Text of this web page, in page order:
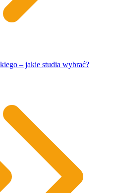
– jakie studia wybrać?